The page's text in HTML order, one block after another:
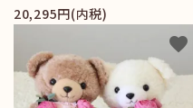
20,295円(内税)
favorite